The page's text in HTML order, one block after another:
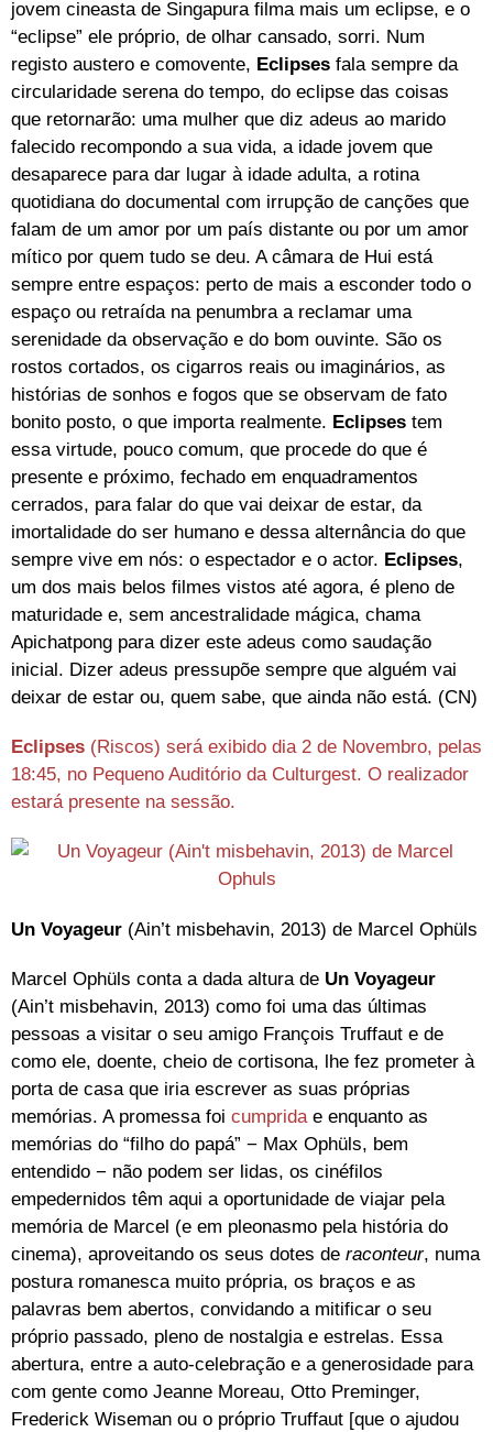
jovem cineasta de Singapura filma mais um eclipse, e o
“eclipse” ele próprio, de olhar cansado, sorri. Num
registo austero e comovente, Eclipses fala sempre da
circularidade serena do tempo, do eclipse das coisas
que retornarão: uma mulher que diz adeus ao marido
falecido recompondo a sua vida, a idade jovem que
desaparece para dar lugar à idade adulta, a rotina
quotidiana do documental com irrupção de canções que
falam de um amor por um país distante ou por um amor
mítico por quem tudo se deu. A câmara de Hui está
sempre entre espaços: perto de mais a esconder todo o
espaço ou retraída na penumbra a reclamar uma
serenidade da observação e do bom ouvinte. São os
rostos cortados, os cigarros reais ou imaginários, as
histórias de sonhos e fogos que se observam de fato
bonito posto, o que importa realmente. Eclipses tem
essa virtude, pouco comum, que procede do que é
presente e próximo, fechado em enquadramentos
cerrados, para falar do que vai deixar de estar, da
imortalidade do ser humano e dessa alternância do que
sempre vive em nós: o espectador e o actor. Eclipses,
um dos mais belos filmes vistos até agora, é pleno de
maturidade e, sem ancestralidade mágica, chama
Apichatpong para dizer este adeus como saudação
inicial. Dizer adeus pressupõe sempre que alguém vai
deixar de estar ou, quem sabe, que ainda não está. (CN)
Eclipses (Riscos) será exibido dia 2 de Novembro, pelas
18:45, no Pequeno Auditório da Culturgest. O realizador
estará presente na sessão.
Un Voyageur (Ain’t misbehavin, 2013) de Marcel Ophüls
Marcel Ophüls conta a dada altura de Un Voyageur
(Ain’t misbehavin, 2013) como foi uma das últimas
pessoas a visitar o seu amigo François Truffaut e de
como ele, doente, cheio de cortisona, lhe fez prometer à
porta de casa que iria escrever as suas próprias
memórias. A promessa foi cumpridae enquanto as
memórias do “filho do papá” − Max Ophüls, bem
entendido − não podem ser lidas, os cinéfilos
empedernidos têm aqui a oportunidade de viajar pela
memória de Marcel (e em pleonasmo pela história do
cinema), aproveitando os seus dotes de raconteur, numa
postura romanesca muito própria, os braços e as
palavras bem abertos, convidando a mitificar o seu
próprio passado, pleno de nostalgia e estrelas. Essa
abertura, entre a auto-celebração e a generosidade para
com gente como Jeanne Moreau, Otto Preminger,
Frederick Wiseman ou o próprio Truffaut [que o ajudou